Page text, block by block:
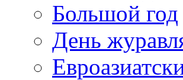
Большой год
День